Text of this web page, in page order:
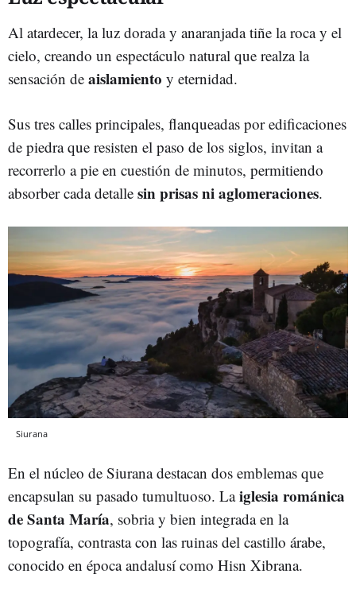
Al atardecer, la luz dorada y anaranjada tiñe la roca y el
cielo, creando un espectáculo natural que realza la
sensación de aislamiento y eternidad.
Sus tres calles principales, flanqueadas por edificaciones
de piedra que resisten el paso de los siglos, invitan a
recorrerlo a pie en cuestión de minutos, permitiendo
absorber cada detalle sin prisas ni aglomeraciones.
Siurana
En el núcleo de Siurana destacan dos emblemas que
encapsulan su pasado tumultuoso. Laiglesia románica
de Santa María, sobria y bien integrada en la
topografía, contrasta con las ruinas del castillo árabe,
conocido en época andalusí como Hisn Xibrana.